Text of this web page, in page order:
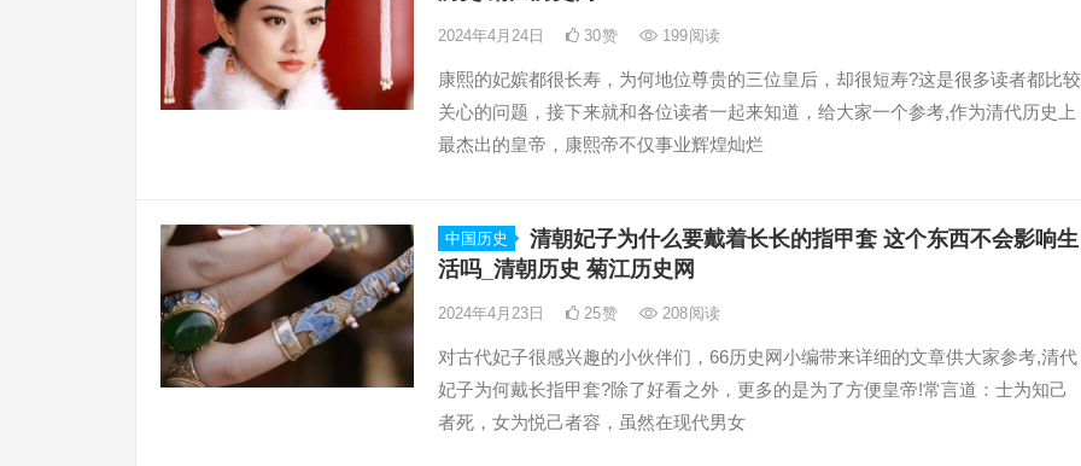
2024年4月24日 30赞 199阅读
康熙的妃嫔都很长寿，为何地位尊贵的三位皇后，却很短寿?这是很多读者都比较
关心的问题，接下来就和各位读者一起来知道，给大家一个参考,作为清代历史上
最杰出的皇帝，康熙帝不仅事业辉煌灿烂
中国历史
清朝妃子为什么要戴着长长的指甲套 这个东西不会影响生
活吗_清朝历史 菊江历史网
2024年4月23日 25赞 208阅读
对古代妃子很感兴趣的小伙伴们，66历史网小编带来详细的文章供大家参考,清代
妃子为何戴长指甲套?除了好看之外，更多的是为了方便皇帝!常言道：士为知己
者死，女为悦己者容，虽然在现代男女